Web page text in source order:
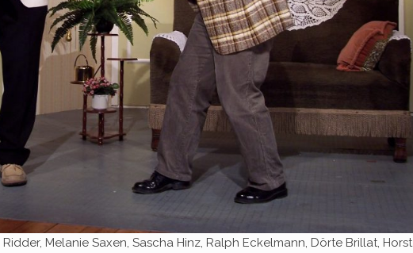
Melanie Saxen, Sascha Hinz, Ralph Eckelmann, Dörte Brillat, Horst